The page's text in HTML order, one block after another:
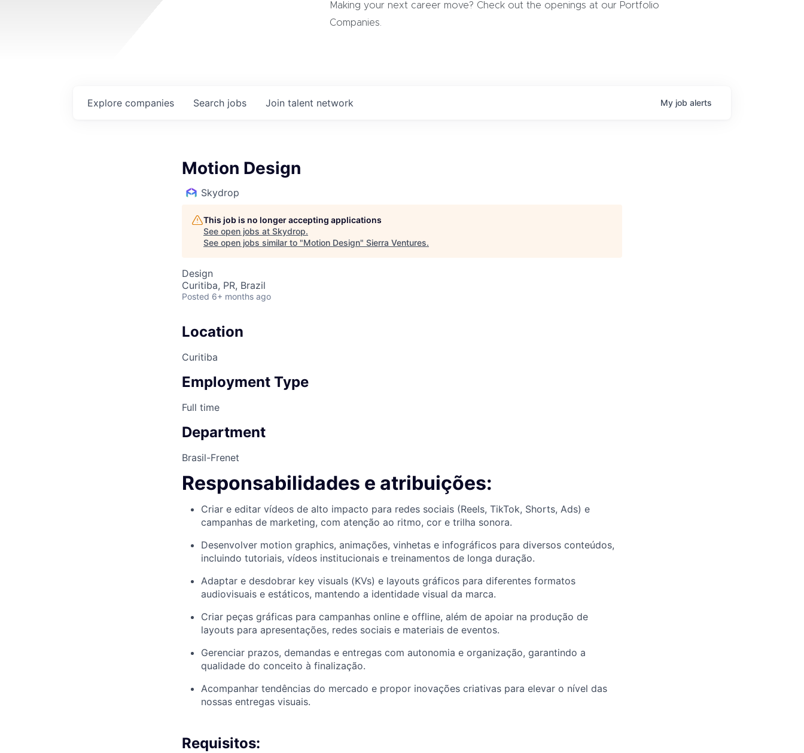
Making your next career move? Check out the openings at our Portfolio
Companies.
Search jobs
Explore companies Join talent network My job alerts
Motion Design
Skydrop
This job is no longer accepting applications
See open jobs at Skydrop.
See open jobs similar to "Motion Design" Sierra Ventures.
Design
Curitiba, PR, Brazil
Posted 6+ months ago
Location
Curitiba
Employment Type
Full time
Department
Brasil-Frenet
Responsabilidades e atribuições:
Criar e editar vídeos de alto impacto para redes sociais (Reels, TikTok, Shorts, Ads) e
campanhas de marketing, com atenção ao ritmo, cor e trilha sonora.
Desenvolver motion graphics, animações, vinhetas e infográficos para diversos conteúdos,
incluindo tutoriais, vídeos institucionais e treinamentos de longa duração.
Adaptar e desdobrar key visuals (KVs) e layouts gráficos para diferentes formatos
audiovisuais e estáticos, mantendo a identidade visual da marca.
Criar peças gráficas para campanhas online e offline, além de apoiar na produção de
layouts para apresentações, redes sociais e materiais de eventos.
Gerenciar prazos, demandas e entregas com autonomia e organização, garantindo a
qualidade do conceito à finalização.
Acompanhar tendências do mercado e propor inovações criativas para elevar o nível das
nossas entregas visuais.
Requisitos: